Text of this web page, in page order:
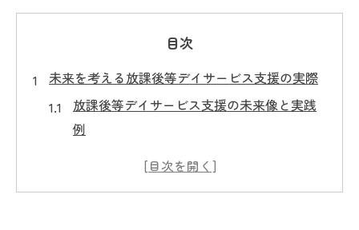
目次
未来を考える放課後等デイサービス支援の実際
放課後等デイサービス支援の未来像と実践
例
未来を考える支援が子どもに与える影響と